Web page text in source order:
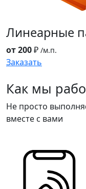
Линеарные
от 200₽ /м.п.
Заказать
Как мы
Не просто
вместе с вами